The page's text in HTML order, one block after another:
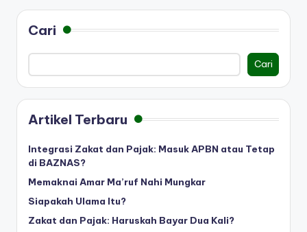
Cari
Cari
Artikel Terbaru
Integrasi Zakat dan Pajak: Masuk APBN atau Tetap
di BAZNAS?
Memaknai Amar Ma’ruf Nahi Mungkar
Siapakah Ulama Itu?
Zakat dan Pajak: Haruskah Bayar Dua Kali?